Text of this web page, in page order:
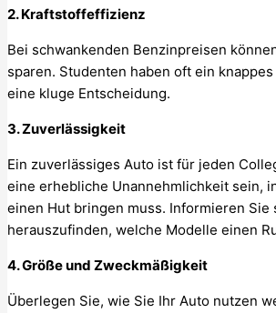
2. Kraftstoffeffizienz
Bei schwankenden Benzinpreisen
sparen. Studenten haben oft ein
eine kluge Entscheidung.
3. Zuverlässigkeit
Ein zuverlässiges Auto ist für jeden
eine erhebliche Unannehmlichkeit sein,
einen Hut bringen muss. Informieren
herauszufinden, welche Modelle einen
4. Größe und Zweckmäßigkeit
Überlegen Sie, wie Sie Ihr Auto nutzen